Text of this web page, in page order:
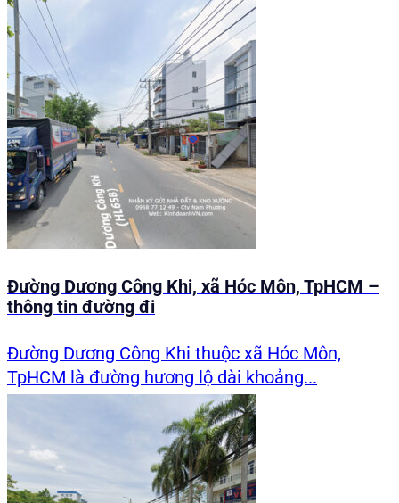
Đường Dương Công Khi, xã Hóc Môn, TpHCM –
thông tin đường đi
Đường Dương Công Khi thuộc xã Hóc Môn,
TpHCM là đường hương lộ dài khoảng...